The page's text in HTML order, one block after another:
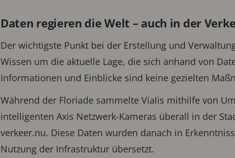
Daten regieren die Welt – auch in der
Der wichtigste Punkt bei der Erstellung und
Wissen um die aktuelle Lage, die sich anhand von
Informationen und Einblicke sind keine gezielten
Während der Floriade sammelte Vialis mithilfe von
intelligenten Axis Netzwerk-Kameras überall in der
verkeer.nu. Diese Daten wurden danach in
Nutzung der Infrastruktur übersetzt.